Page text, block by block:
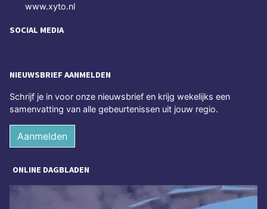
www.xyto.nl
SOCIAL MEDIA
NIEUWSBRIEF AANMELDEN
Schrijf je in voor onze nieuwsbrief en krijg wekelijks een
samenvatting van alle gebeurtenissen uit jouw regio.
Aanmelden
ONLINE DAGBLADEN